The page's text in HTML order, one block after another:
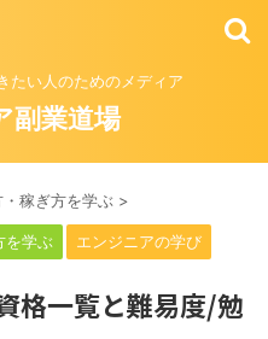
たい人のためのメディア
副業道場
稼ぎ方を学ぶ >
を学ぶ エンジニアの学び
格一覧と難易度/勉